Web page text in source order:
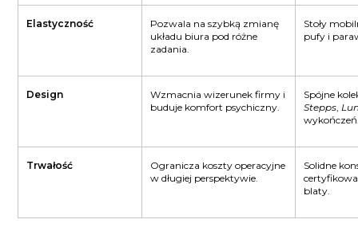
Elastyczność
Pozwala na szybką zmianę
układu biura pod różne
zadania.
Stoły
pufy i
Design
Wzmacnia wizerunek firmy i
buduje komfort psychiczny.
Spójne
Stepps,
Trwałość
Ogranicza koszty operacyjne
w długiej perspektywie.
Solidne
blaty.